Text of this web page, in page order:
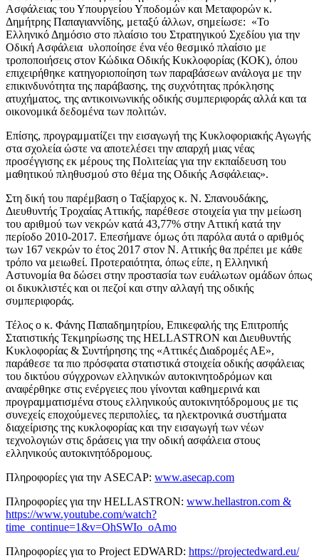
Ασφάλειας του Υπουργείου Υποδομών και Μεταφορών κ.
Δημήτρης Παπαγιαννίδης, μεταξύ άλλων, σημείωσε: «Το
Ελληνικό Δημόσιο στο πλαίσιο του Στρατηγικού Σχεδίου για την
Οδική Ασφάλεια υλοποίησε ένα νέο θεσμικό πλαίσιο με
τροποποιήσεις στον Κώδικα Οδικής Κυκλοφορίας (ΚΟΚ), όπου
επιχειρήθηκε κατηγοριοποίηση των παραβάσεων ανάλογα με την
επικινδυνότητα της παράβασης, της συχνότητας πρόκλησης
ατυχήματος, της αντικοινωνικής οδικής συμπεριφοράς αλλά και τα
οικονομικά δεδομένα των πολιτών.
Επίσης, προγραμματίζει την εισαγωγή της Κυκλοφοριακής Αγωγής
στα σχολεία ώστε να αποτελέσει την απαρχή μιας νέας
προσέγγισης εκ μέρους της Πολιτείας για την εκπαίδευση του
μαθητικού πληθυσμού στο θέμα της Oδικής Aσφάλειας».
Στη δική του παρέμβαση ο Ταξίαρχος κ. Ν. Σπανουδάκης,
Διευθυντής Τροχαίας Αττικής, παρέθεσε στοιχεία για την μείωση
του αριθμού των νεκρών κατά 43,77% στην Αττική κατά την
περίοδο 2010-2017. Επεσήμανε όμως ότι παρόλα αυτά ο αριθμός
των 167 νεκρών το έτος 2017 στον Ν. Αττικής θα πρέπει με κάθε
τρόπο να μειωθεί. Προτεραιότητα, όπως είπε, η Ελληνική
Αστυνομία θα δώσει στην προστασία των ευάλωτων ομάδων όπως
οι δικυκλιστές και οι πεζοί και στην αλλαγή της οδικής
συμπεριφοράς.
Τέλος ο κ. Φάνης Παπαδημητρίου, Επικεφαλής της Επιτροπής
Στατιστικής Τεκμηρίωσης της HELLASTRON και Διευθυντής
Κυκλοφορίας & Συντήρησης της «Αττικές Διαδρομές ΑΕ»,
παράθεσε τα πιο πρόσφατα στατιστικά στοιχεία οδικής ασφάλειας
του δικτύου σύγχρονων ελληνικών αυτοκινητοδρόμων και
αναφέρθηκε στις ενέργειες που γίνονται καθημερινά και
προγραμματισμένα στους ελληνικούς αυτοκινητόδρομους με τις
συνεχείς εποχούμενες περιπολίες, τα ηλεκτρονικά συστήματα
διαχείρισης της κυκλοφορίας και την εισαγωγή των νέων
τεχνολογιών στις δράσεις για την οδική ασφάλεια στους
ελληνικούς αυτοκινητόδρομους.
Πληροφορίες για την ASECAP: www.asecap.com
Πληροφορίες για την HELLASTRON: www.hellastron.com &
https://www.youtube.com/watch?
time_continue=1&v=OhSWIo_oAmo
Πληροφορίες για το Project EDWARD: https://projectedward.eu/